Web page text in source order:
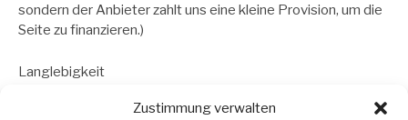
Zustimmung verwalten
sondern der Anbieter zahlt uns eine kleine Provision, um die
Seite zu finanzieren.)
Langlebigkeit